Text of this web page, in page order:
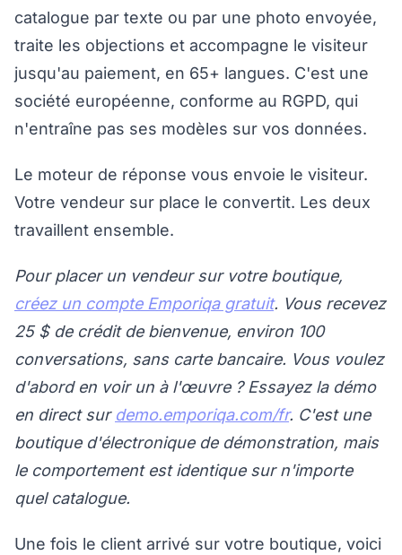
catalogue par texte ou par une photo envoyée,
traite les objections et accompagne le visiteur
jusqu'au paiement, en 65+ langues. C'est une
société européenne, conforme au RGPD, qui
n'entraîne pas ses modèles sur vos données.
Le moteur de réponse vous envoie le visiteur.
Votre vendeur sur place le convertit. Les deux
travaillent ensemble.
Pour placer un vendeur sur votre boutique,
créez un compte Emporiqa gratuit. Vous recevez
25 $ de crédit de bienvenue, environ 100
conversations, sans carte bancaire. Vous voulez
d'abord en voir un à l'œuvre ? Essayez la démo
en direct sur demo.emporiqa.com/fr. C'est une
boutique d'électronique de démonstration, mais
le comportement est identique sur n'importe
quel catalogue.
Une fois le client arrivé sur votre boutique, voici